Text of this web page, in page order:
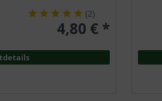
(2)
4,80 € *